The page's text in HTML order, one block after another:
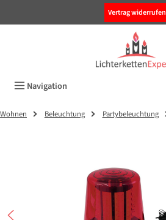
Vertrag widerrufen
Navigation
Wohnen Beleuchtung Partybeleuchtung